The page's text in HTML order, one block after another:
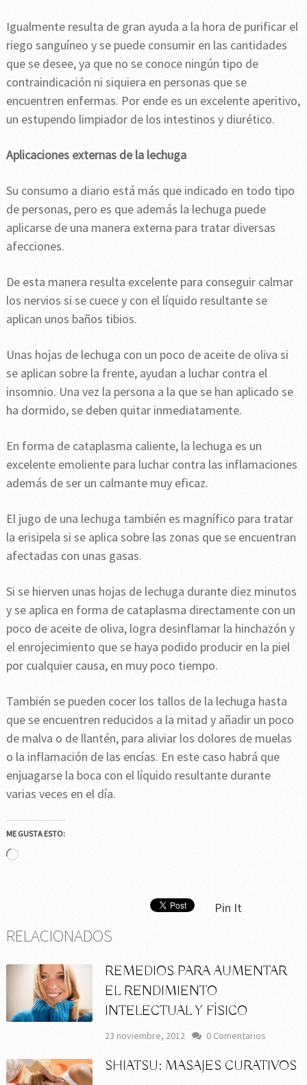
Igualmente resulta de gran ayuda a la hora de purificar el
riego sanguíneo y se puede consumir en las cantidades
que se desee, ya que no se conoce ningún tipo de
contraindicación ni siquiera en personas que se
encuentren enfermas. Por ende es un excelente aperitivo,
un estupendo limpiador de los intestinos y diurético.
Aplicaciones externas de la lechuga
Su consumo a diario está más que indicado en todo tipo
de personas, pero es que además la lechuga puede
aplicarse de una manera externa para tratar diversas
afecciones.
De esta manera resulta excelente para conseguir calmar
los nervios si se cuece y con el líquido resultante se
aplican unos baños tibios.
Unas hojas de lechuga con un poco de aceite de oliva si
se aplican sobre la frente, ayudan a luchar contra el
insomnio. Una vez la persona a la que se han aplicado se
ha dormido, se deben quitar inmediatamente.
En forma de cataplasma caliente, la lechuga es un
excelente emoliente para luchar contra las inflamaciones
además de ser un calmante muy eficaz.
El jugo de una lechuga también es magnífico para tratar
la erisipela si se aplica sobre las zonas que se encuentran
afectadas con unas gasas.
Si se hierven unas hojas de lechuga durante diez minutos
y se aplica en forma de cataplasma directamente con un
poco de aceite de oliva, logra desinflamar la hinchazón y
el enrojecimiento que se haya podido producir en la piel
por cualquier causa, en muy poco tiempo.
También se pueden cocer los tallos de la lechuga hasta
que se encuentren reducidos a la mitad y añadir un poco
de malva o de llantén, para aliviar los dolores de muelas
o la inflamación de las encías. En este caso habrá que
enjuagarse la boca con el líquido resultante durante
varias veces en el día.
ME GUSTA ESTO:
Cargando...
Pin It
RELACIONADOS
REMEDIOS PARA AUMENTAR
EL RENDIMIENTO
INTELECTUAL Y FÍSICO
23 noviembre, 2012 0 Comentarios
SHIATSU: MASAJES CURATIVOS